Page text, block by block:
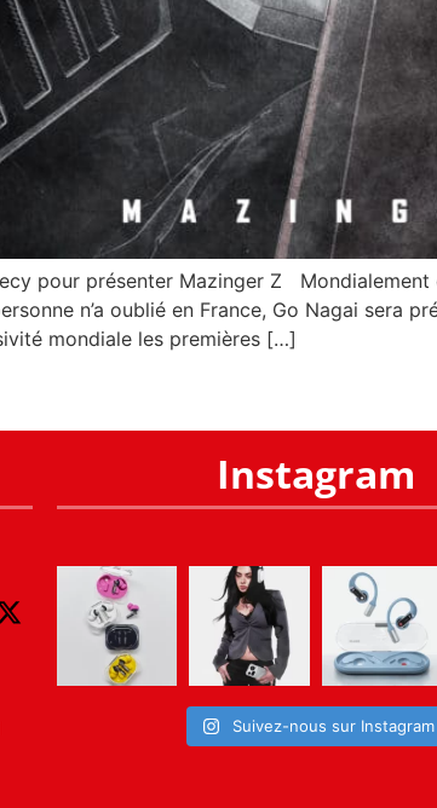
pour présenter Mazinger Z
n’a oublié en France, Go Nagai sera
mondiale les premières […]
Instagram
Suivez-nous sur Instagram